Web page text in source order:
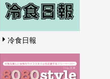
冷食日報